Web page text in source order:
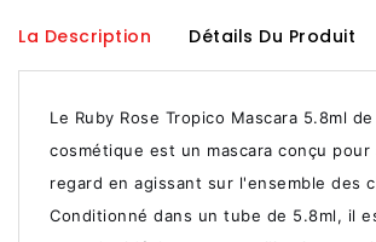
La Description Détails Du Produit
Le Ruby Rose Tropico Mascara 5.8ml de
cosmétique est un mascara conçu pour
regard en agissant sur l'ensemble des
Conditionné dans un tube de 5.8ml, il